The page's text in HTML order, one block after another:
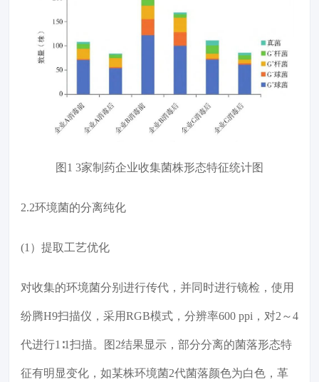
图1 3家制药企业收集菌株形态特征统计图
2.2环境菌的分离纯化
(1）提取工艺优化
对收集的环境菌分别进行传代，并同时进行镜检，使用
纷腾H9扫描仪，采用RGB模式，分辨率600 ppi，对2～4
代进行1∶1扫描。图2结果显示，部分分离的菌落形态特
征有明显变化，如某株环境菌2代菌落颜色为白色，革